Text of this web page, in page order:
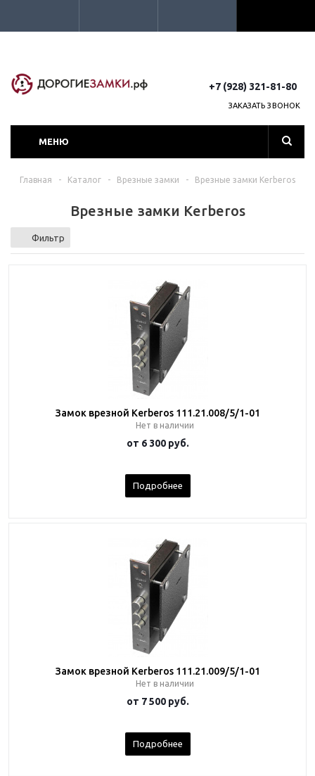
+7 (928) 321-81-80
ЗАКАЗАТЬ ЗВОНОК
МЕНЮ
Главная - Каталог - Врезные замки - Врезные замки Kerberos
Врезные замки Kerberos
Фильтр
Замок врезной Kerberos 111.21.008/5/1-01
Нет в наличии
от 6 300 руб.
Подробнее
Замок врезной Kerberos 111.21.009/5/1-01
Нет в наличии
от 7 500 руб.
Подробнее